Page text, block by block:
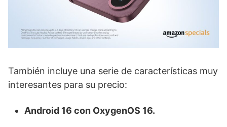
También incluye una serie de características muy
interesantes para su precio:
Android 16 con OxygenOS 16.